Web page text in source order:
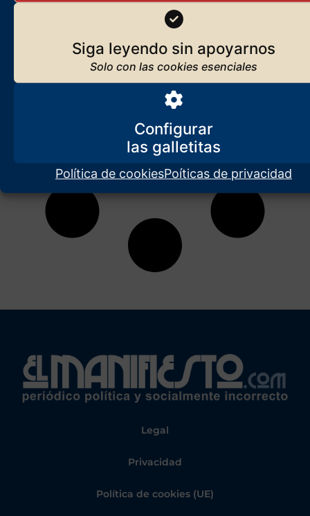
Siga leyendo sin apoyarnos
Configurar
Política de cookiesPoíticas de privacidad
Legal
Privacidad
Política de cookies (UE)